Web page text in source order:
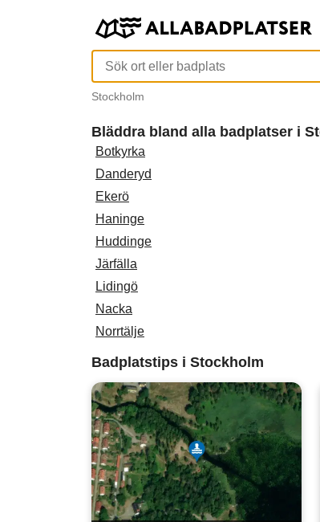
Stockholm
Bläddra bland alla badplatser i
Botkyrka
Danderyd
Ekerö
Haninge
Huddinge
Järfälla
Lidingö
Nacka
Norrtälje
Badplatstips i Stockholm